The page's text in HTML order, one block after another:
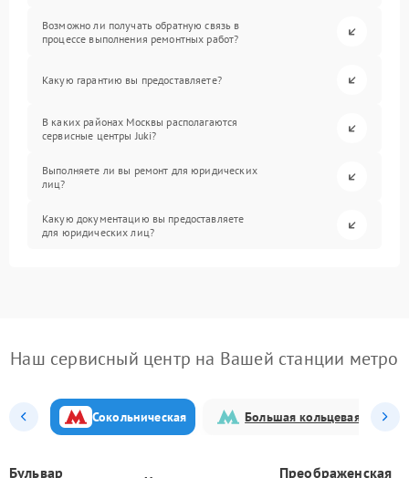
Возможно ли получать обратную связь в
процессе выполнения ремонтных работ?
Какую гарантию вы предоставляете?
В каких районах Москвы располагаются
сервисные центры Juki?
Выполняете ли вы ремонт для юридических
лиц?
Какую документацию вы предоставляете
для юридических лиц?
Наш сервисный центр на Вашей станции метро
Сокольническая Большая кольцевая
Бульвар Преображенская